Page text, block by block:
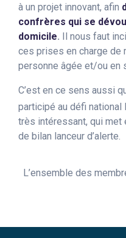
à un projet innovant, afin
confrères qui se
domicile. Il nous faut
ces prises en charge de
personne âgée et/ou en
C’est en ce sens aussi
participé au défi national
très intéressant, qui met
de bilan lanceur d’alerte.
L’ensemble des